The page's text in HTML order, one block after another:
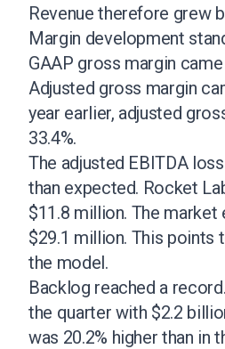
Revenue therefore grew
Margin development
GAAP gross margin came
Adjusted gross margin
year earlier, adjusted
33.4%.
The adjusted EBITDA
than expected. Rocket
$11.8 million. The
$29.1 million. This points
the model.
Backlog reached a
the quarter with $2.2
was 20.2% higher than in